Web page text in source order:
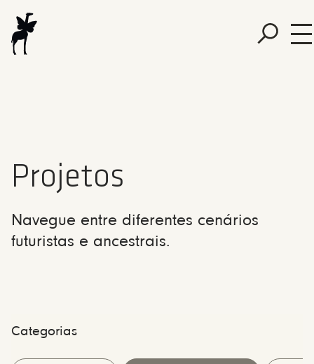
Projetos
Navegue entre diferentes cenários
futuristas e ancestrais.
Categorias